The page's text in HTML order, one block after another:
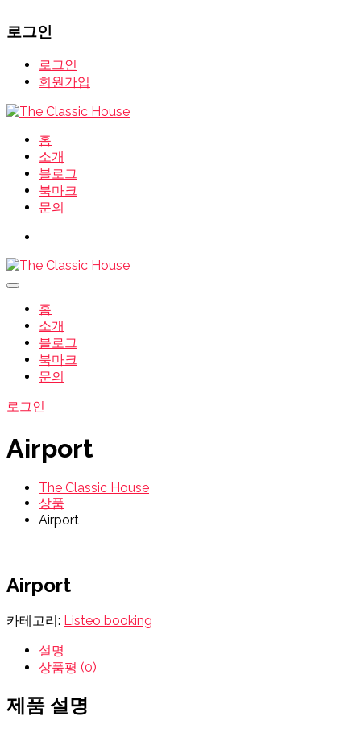
로그인
로그인
회원가입
홈
소개
블로그
북마크
문의
홈
소개
블로그
북마크
문의
로그인
Airport
The Classic House
상품
Airport
Airport
카테고리: Listeo booking
설명
상품평 (0)
제품 설명